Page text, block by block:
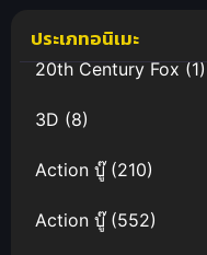
วัฒนธรรมกับ
สาวเกม
เซ็นเตอร์
ประเภทอนิเมะ
20th Century Fox(1)
3D (8)
Action บู๊(210)
Action บู๊(552)